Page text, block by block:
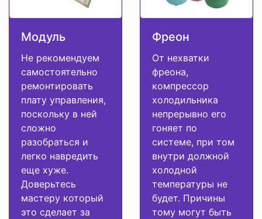
Модуль
Не рекомендуем
самостоятельно
ремонтировать
плату управления,
поскольку в ней
сложно
разобраться и
легко навредить
еще хуже.
Доверьтесь
мастеру который
это сделает за
Фреон
От нехватки
фреона,
компрессор
холодильника
непрерывно его
гоняет по
системе, при том
внутри должной
холодной
температуры не
будет. Причины
тому могут быть